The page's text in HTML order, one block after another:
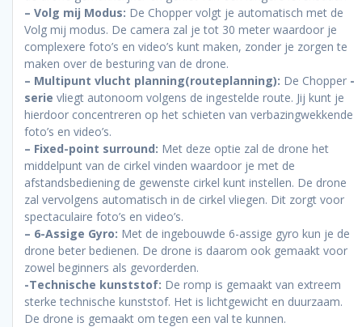
– Volg mij Modus: De Chopper volgt je automatisch met de
Volg mij modus. De camera zal je tot 30 meter waardoor je
complexere foto’s en video’s kunt maken, zonder je zorgen te
maken over de besturing van de drone.
– Multipunt vlucht planning(routeplanning): De Chopper -
serie vliegt autonoom volgens de ingestelde route. Jij kunt je
hierdoor concentreren op het schieten van verbazingwekkende
foto’s en video’s.
– Fixed-point surround: Met deze optie zal de drone het
middelpunt van de cirkel vinden waardoor je met de
afstandsbediening de gewenste cirkel kunt instellen. De drone
zal vervolgens automatisch in de cirkel vliegen. Dit zorgt voor
spectaculaire foto’s en video’s.
– 6-Assige Gyro: Met de ingebouwde 6-assige gyro kun je de
drone beter bedienen. De drone is daarom ook gemaakt voor
zowel beginners als gevorderden.
-Technische kunststof: De romp is gemaakt van extreem
sterke technische kunststof. Het is lichtgewicht en duurzaam.
De drone is gemaakt om tegen een val te kunnen.